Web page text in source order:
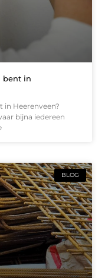
bent in
in Heerenveen?
bijna iedereen
BLOG